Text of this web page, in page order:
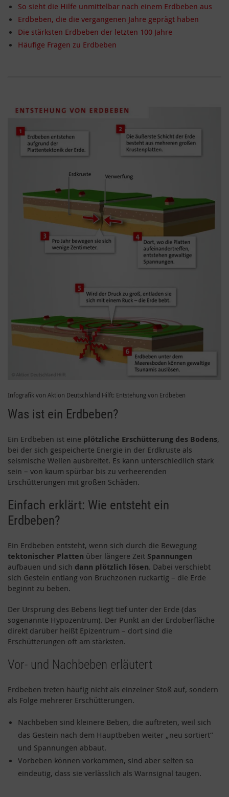
So sieht die Hilfe unmittelbar nach einem Erdbeben aus
Erdbeben, die die vergangenen Jahre geprägt haben
Die stärksten Erdbeben der letzten 100 Jahre
Häufige Fragen zu Erdbeben
Infografik von Aktion Deutschland Hilft: Entstehung von Erdbeben
Was ist ein Erdbeben?
Ein Erdbeben ist eine plötzliche Erschütterung des Bodens,
bei der sich gespeicherte Energie in der Erdkruste als
seismische Wellen ausbreitet. Es kann unterschiedlich stark
sein – von kaum spürbar bis zu verheerenden
Erschütterungen mit großen Schäden.
Einfach erklärt: Wie entsteht ein
Erdbeben?
Ein Erdbeben entsteht, wenn sich durch die Bewegung
tektonischer Platten über längere Zeit Spannungen
aufbauen und sich dann plötzlich lösen. Dabei verschiebt
sich Gestein entlang von Bruchzonen ruckartig – die Erde
beginnt zu beben.
Der Ursprung des Bebens liegt tief unter der Erde (das
sogenannte Hypozentrum). Der Punkt an der Erdoberfläche
direkt darüber heißt Epizentrum – dort sind die
Erschütterungen oft am stärksten.
Vor- und Nachbeben erläutert
Erdbeben treten häufig nicht als einzelner Stoß auf, sondern
als Folge mehrerer Erschütterungen.
Nachbeben sind kleinere Beben, die auftreten, weil sich
das Gestein nach dem Hauptbeben weiter „neu sortiert“
und Spannungen abbaut.
Vorbeben können vorkommen, sind aber selten so
eindeutig, dass sie verlässlich als Warnsignal taugen.